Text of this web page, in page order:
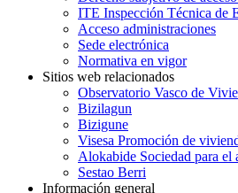
ITE Inspección Técnica de
Acceso administraciones
Sede electrónica
Normativa en vigor
Sitios web relacionados
Observatorio Vasco de
Bizilagun
Bizigune
Visesa Promoción de
Alokabide Sociedad para el
Sestao Berri
Información general